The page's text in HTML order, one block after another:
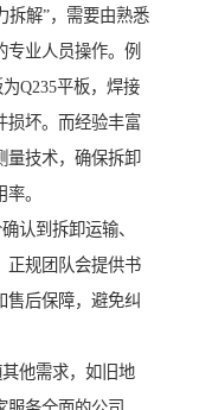
拆解”，需要由熟悉
专业人员操作。例
Q235平板，焊接
损坏。而经验丰富
量技术，确保拆卸
。
认到拆卸运输、
正规团队会提供书
售后保障，避免纠
他需求，如旧地